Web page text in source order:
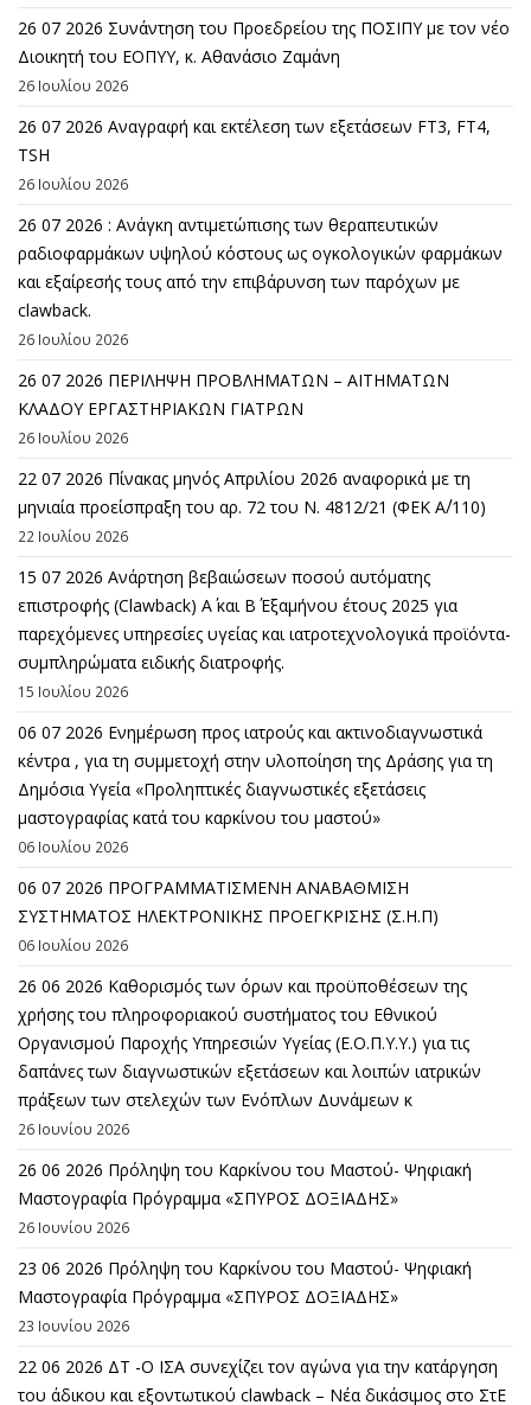
26 07 2026 Συνάντηση του Προεδρείου της ΠΟΣΙΠΥ με τον νέο
Διοικητή του ΕΟΠΥΥ, κ. Αθανάσιο Ζαμάνη
26 Ιουλίου 2026
26 07 2026 Αναγραφή και εκτέλεση των εξετάσεων FT3, FT4,
TSH
26 Ιουλίου 2026
26 07 2026 : Ανάγκη αντιμετώπισης των θεραπευτικών
ραδιοφαρμάκων υψηλού κόστους ως ογκολογικών φαρμάκων
και εξαίρεσής τους από την επιβάρυνση των παρόχων με
clawback.
26 Ιουλίου 2026
26 07 2026 ΠΕΡΙΛΗΨΗ ΠΡΟΒΛΗΜΑΤΩΝ – ΑΙΤΗΜΑΤΩΝ
ΚΛΑΔΟΥ ΕΡΓΑΣΤΗΡΙΑΚΩΝ ΓΙΑΤΡΩΝ
26 Ιουλίου 2026
22 07 2026 Πίνακας μηνός Απριλίου 2026 αναφορικά με τη
μηνιαία προείσπραξη του αρ. 72 του Ν. 4812/21 (ΦΕΚ Α΄/110)
22 Ιουλίου 2026
15 07 2026 Ανάρτηση βεβαιώσεων ποσού αυτόματης
επιστροφής (Clawback) A΄ και Β΄ Εξαμήνου έτους 2025 για
παρεχόμενες υπηρεσίες υγείας και ιατροτεχνολογικά προϊόντα-
συμπληρώματα ειδικής διατροφής.
15 Ιουλίου 2026
06 07 2026 Eνημέρωση προς ιατρούς και ακτινοδιαγνωστικά
κέντρα , για τη συμμετοχή στην υλοποίηση της Δράσης για τη
Δημόσια Υγεία «Προληπτικές διαγνωστικές εξετάσεις
μαστογραφίας κατά του καρκίνου του μαστού»
06 Ιουλίου 2026
06 07 2026 ΠΡΟΓΡΑΜΜΑΤΙΣΜΕΝΗ ΑΝΑΒΑΘΜΙΣΗ
ΣΥΣΤΗΜΑΤΟΣ ΗΛΕΚΤΡΟΝΙΚΗΣ ΠΡΟΕΓΚΡΙΣΗΣ (Σ.Η.Π)
06 Ιουλίου 2026
26 06 2026 Καθορισμός των όρων και προϋποθέσεων της
χρήσης του πληροφοριακού συστήματος του Εθνικού
Οργανισμού Παροχής Υπηρεσιών Υγείας (Ε.Ο.Π.Υ.Υ.) για τις
δαπάνες των διαγνωστικών εξετάσεων και λοιπών ιατρικών
πράξεων των στελεχών των Ενόπλων Δυνάμεων κ
26 Ιουνίου 2026
26 06 2026 Πρόληψη του Καρκίνου του Μαστού- Ψηφιακή
Μαστογραφία Πρόγραμμα «ΣΠΥΡΟΣ ΔΟΞΙΑΔΗΣ»
26 Ιουνίου 2026
23 06 2026 Πρόληψη του Καρκίνου του Μαστού- Ψηφιακή
Μαστογραφία Πρόγραμμα «ΣΠΥΡΟΣ ΔΟΞΙΑΔΗΣ»
23 Ιουνίου 2026
22 06 2026 ΔΤ -Ο ΙΣΑ συνεχίζει τον αγώνα για την κατάργηση
του άδικου και εξοντωτικού clawback – Νέα δικάσιμος στο ΣτΕ